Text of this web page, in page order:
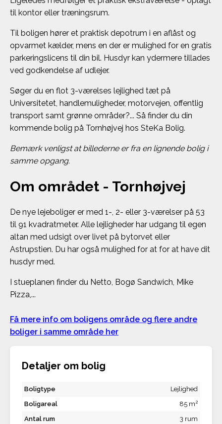
til kontor eller træningsrum.
Til boligen hører et praktisk depotrum i en aflåst og
opvarmet kælder, mens en der er mulighed for en gratis
parkeringslicens til din bil. Husdyr kan ydermere tillades
ved godkendelse af udlejer.
Søger du en flot 3-værelses lejlighed tæt på
Universitetet, handlemuligheder, motorvejen, offentlig
transport samt grønne områder?... Så finder du din
kommende bolig på Tornhøjvej hos SteKa Bolig.
Bemærk venligst at billederne er fra en lignende bolig i
samme opgang.
Om området - Tornhøjvej
De nye lejeboliger er med 1-, 2- eller 3-værelser på 53
til 91 kvadratmeter. Alle lejligheder har udgang til egen
altan med udsigt over livet på bytorvet eller
Astrupstien. Du har også mulighed for at for at have dit
husdyr med.
I stueplanen finder du Netto, Bogø Sandwich, Mike
Pizza,...
Få mere info om boligens område og flere andre
boliger i samme område her
Detaljer om bolig
Boligtype
Lejlighed
Boligareal
85 m2
Antal rum
3 rum